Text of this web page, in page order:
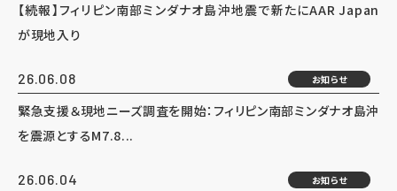
【続報】フィリピン南部ミンダナオ島沖地震で新たにAAR Japan
が現地入り
26.06.08 お知らせ
緊急支援＆現地ニーズ調査を開始：フィリピン南部ミンダナオ島沖
を震源とするM7.8...
26.06.04 お知らせ